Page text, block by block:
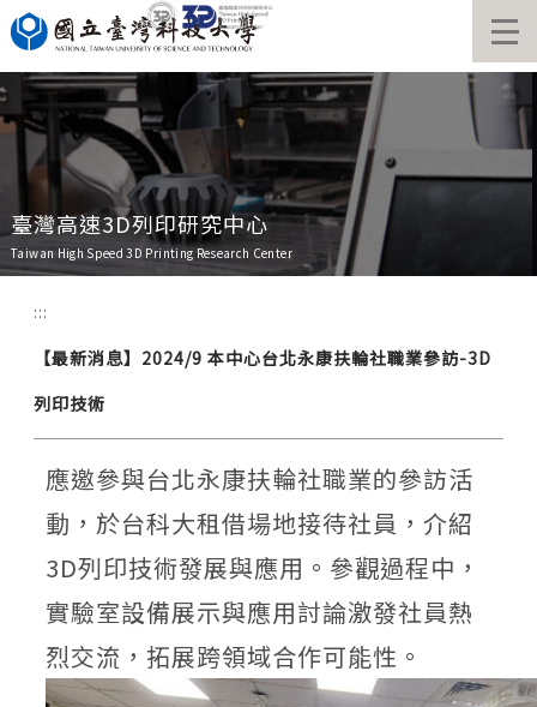
跳
到
要
容
臺灣高速3D列印研究中心
Taiwan High Speed 3D Printing Research Center
:::
【最新消息】2024/9 本中心台北永康扶輪社職業參訪-3D
列印技術
應邀參與台北永康扶輪社職業的參訪活
動，於台科大租借場地接待社員，介紹
3D列印技術發展與應用。參觀過程中，
實驗室設備展示與應用討論激發社員熱
烈交流，拓展跨領域合作可能性。